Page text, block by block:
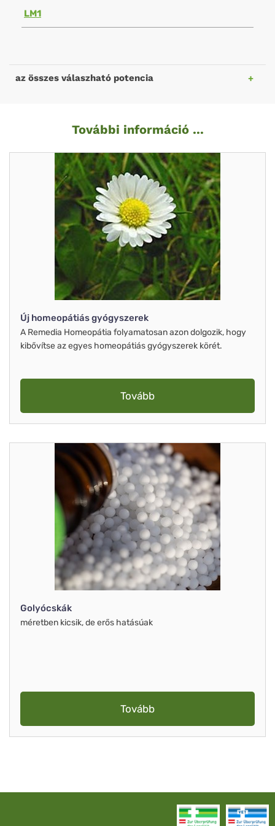
LM1
az összes válaszható potencia
További információ ...
Új homeopátiás gyógyszerek
A Remedia Homeopátia folyamatosan azon dolgozik, hogy
kibővítse az egyes homeopátiás gyógyszerek körét.
Tovább
Golyócskák
méretben kicsik, de erős hatásúak
Tovább